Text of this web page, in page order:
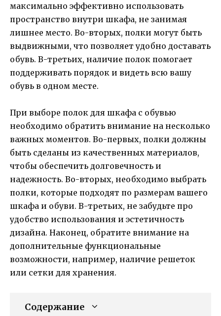
максимально эффективно использовать
пространство внутри шкафа, не занимая
лишнее место. Во-вторых, полки могут быть
выдвижными, что позволяет удобно доставать
обувь. В-третьих, наличие полок помогает
поддерживать порядок и видеть всю вашу
обувь в одном месте.
При выборе полок для шкафа с обувью
необходимо обратить внимание на несколько
важных моментов. Во-первых, полки должны
быть сделаны из качественных материалов,
чтобы обеспечить долговечность и
надежность. Во-вторых, необходимо выбрать
полки, которые подходят по размерам вашего
шкафа и обуви. В-третьих, не забудьте про
удобство использования и эстетичность
дизайна. Наконец, обратите внимание на
дополнительные функциональные
возможности, например, наличие решеток
или сетки для хранения.
Содержание